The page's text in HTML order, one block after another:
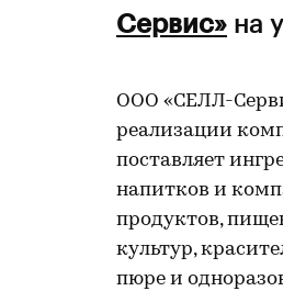
Сервис» на
ООО «СЕЛЛ-
реализации
поставляет
напитков и
продуктов,
культур,
пюре и